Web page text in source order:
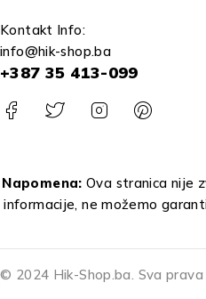
Kontakt Info:
info@hik-shop.ba
+387 35 413-099
Napomena: Ova stranica nije
informacije, ne možemo
© 2024 Hik-Shop.ba. Sva